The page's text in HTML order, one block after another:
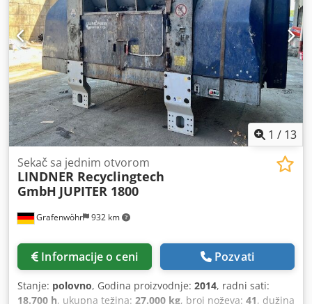
1 / 13
Grafenwöhr 932 km
Sekač sa jednim otvorom
LINDNER Recyclingtech
GmbH JUPITER 1800
Informacije o ceni Pozvati
Stanje: polovno, Godina proizvodnje: 2014, radni sati:
18.700 h, ukupna težina: 27.000 kg, broj noževa: 41, dužina